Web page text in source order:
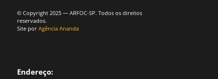
© Copyright 2025 — ARFOC-SP. Todos os direitos
reservados.
Site por Agência Ananda
Endereço: